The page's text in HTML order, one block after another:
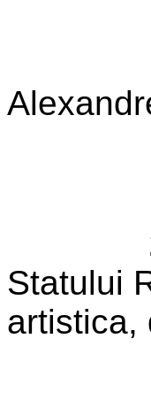
Statului
artistica,